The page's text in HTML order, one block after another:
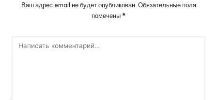
Ваш адрес email не будет опубликован. Обязательные поля
помечены*